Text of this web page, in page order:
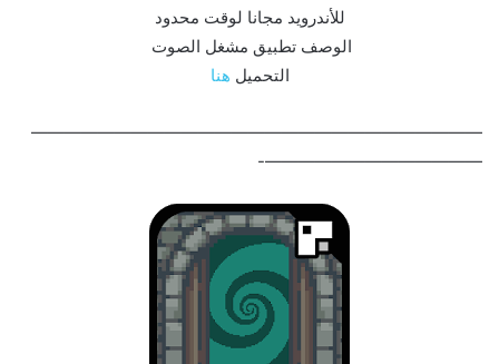
للأندرويد مجانا لوقت محدود
الوصف تطبيق مشغل الصوت
التحميل هنا
———————————————————————————
—————————————-